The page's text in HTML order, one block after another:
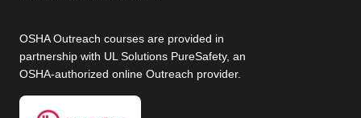
OSHA Outreach courses are provided in
partnership with UL Solutions PureSafety, an
OSHA-authorized online Outreach provider.